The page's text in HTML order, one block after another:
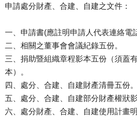
申請處分財產、合建、自建之文件：
一、申請書(應註明申請人代表連絡電
二、相關之董事會會議紀錄五份。
三、捐助暨組織章程影本五份（須蓋
本）。
四、處分、合建、自建財產清冊五份。
五、處分、合建、自建部分財產權狀影
六、處分財產、合建、自建使用計畫明